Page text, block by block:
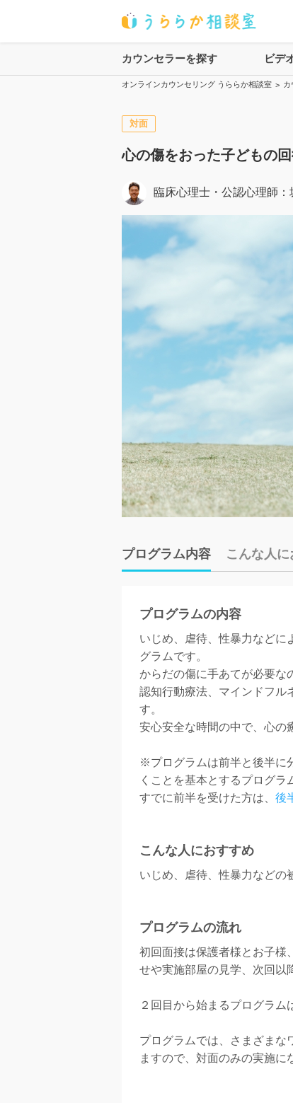
カウンセラーを探す ビデ
オンラインカウンセリング うららか相談室 > カ
対面
心の傷をおった子どもの
臨床心理士・公認心理師 ：
プログラム内容 こんな人
プログラムの内容
いじめ、虐待、性暴力などに
グラムです。
からだの傷に手あてが必要な
認知行動療法、マインドフル
す。
安心安全な時間の中で、心の
※プログラムは前半と後半に
くことを基本とするプログラ
すでに前半を受けた方は、 後
こんな人におすすめ
いじめ、虐待、性暴力などの
プログラムの流れ
初回面接は保護者様とお子様
せや実施部屋の見学、次回以
２回目から始まるプログラム
プログラムでは、さまざまな
ますので、対面のみの実施に